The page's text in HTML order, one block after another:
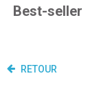
Best-seller
RETOUR